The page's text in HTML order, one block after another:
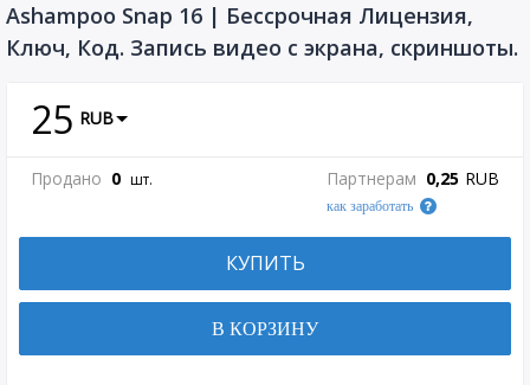
Ashampoo Snap 16 | Бессрочная Лицензия,
Ключ, Код. Запись видео с экрана, скриншоты.
25 RUB
Продано 0 шт. Партнерам 0,25 RUB
как заработать
КУПИТЬ
В КОРЗИНУ